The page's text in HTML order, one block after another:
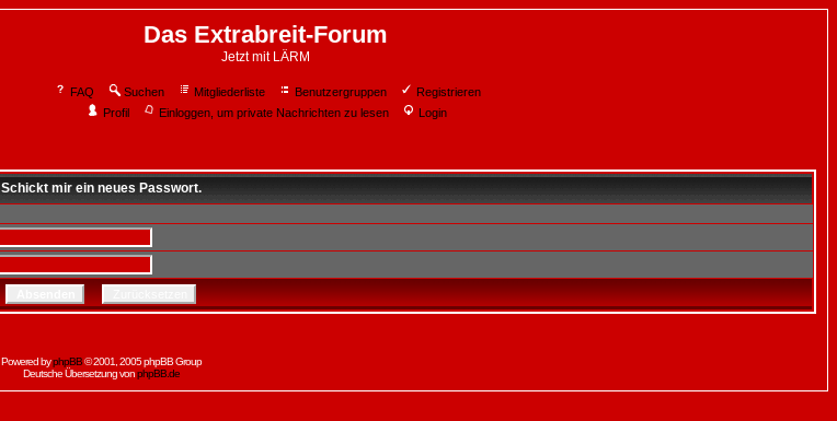
Das Extrabreit-Forum
Jetzt mit LÄRM
FAQ Suchen Mitgliederliste Benutzergruppen
Registrieren
Profil
Einloggen, um private Nachrichten zu lesen Login
Schickt mir ein neues Passwort.
Powered byphpBB© 2001, 2005 phpBB Group
Deutsche Übersetzung vonphpBB.de